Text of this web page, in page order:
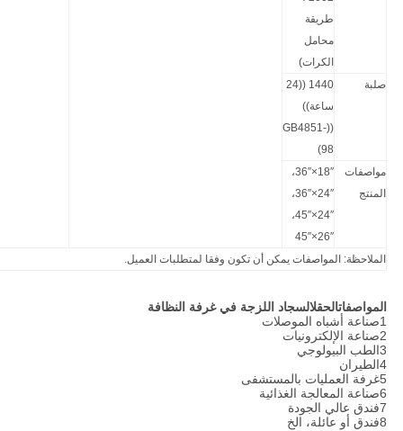
طريقة
محامل
الكرات)
صلبة
1440 ((24
ساعة))
((GB4851-
98)
مواصفات
المنتج
18′′×36′′،
24′′×36′′،
24′′×45′′،
26′′×45′′
الملاحظة: المواصفات يمكن أن تكون وفقا لمتطلبات العميل.
المواصفاتالحقلالسجاد اللزجة في غرفة النظافة
1صناعة أشباه الموصلات
2صناعة الإلكترونيات
3الطب البيولوجي
4الطيران
5غرفة العمليات بالمستشفى
6صناعة المعالجة الغذائية
7فندق عالي الجودة
8فندق أو عائلة، الخ